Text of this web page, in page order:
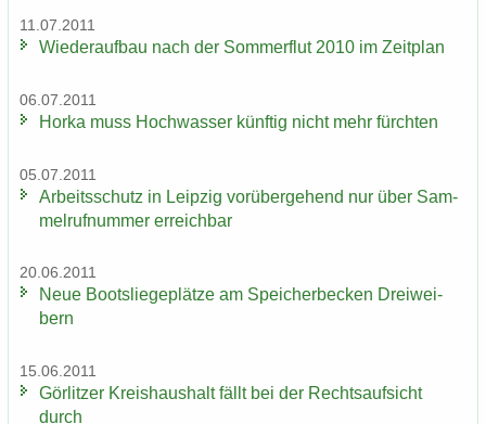
11.07.2011
Wie­der­auf­bau nach der Som­mer­flut 2010 im Zeit­plan
06.07.2011
Horka muss Hoch­was­ser künf­tig nicht mehr fürch­ten
05.07.2011
Ar­beits­schutz in Leip­zig vor­über­ge­hend nur über Sam­
mel­ruf­num­mer er­reich­bar
20.06.2011
Neue Boots­lie­ge­plät­ze am Spei­cher­be­cken Drei­wei­
bern
15.06.2011
Gör­lit­zer Kreis­haus­halt fällt bei der Rechts­auf­sicht
durch